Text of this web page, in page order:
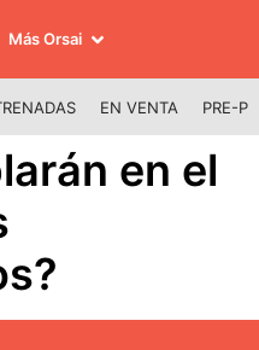
Más Orsai
EN VENTA PRE-
en el